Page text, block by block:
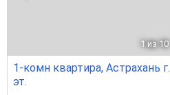
1 из 10
1-комн квартира, Астрахань
эт.